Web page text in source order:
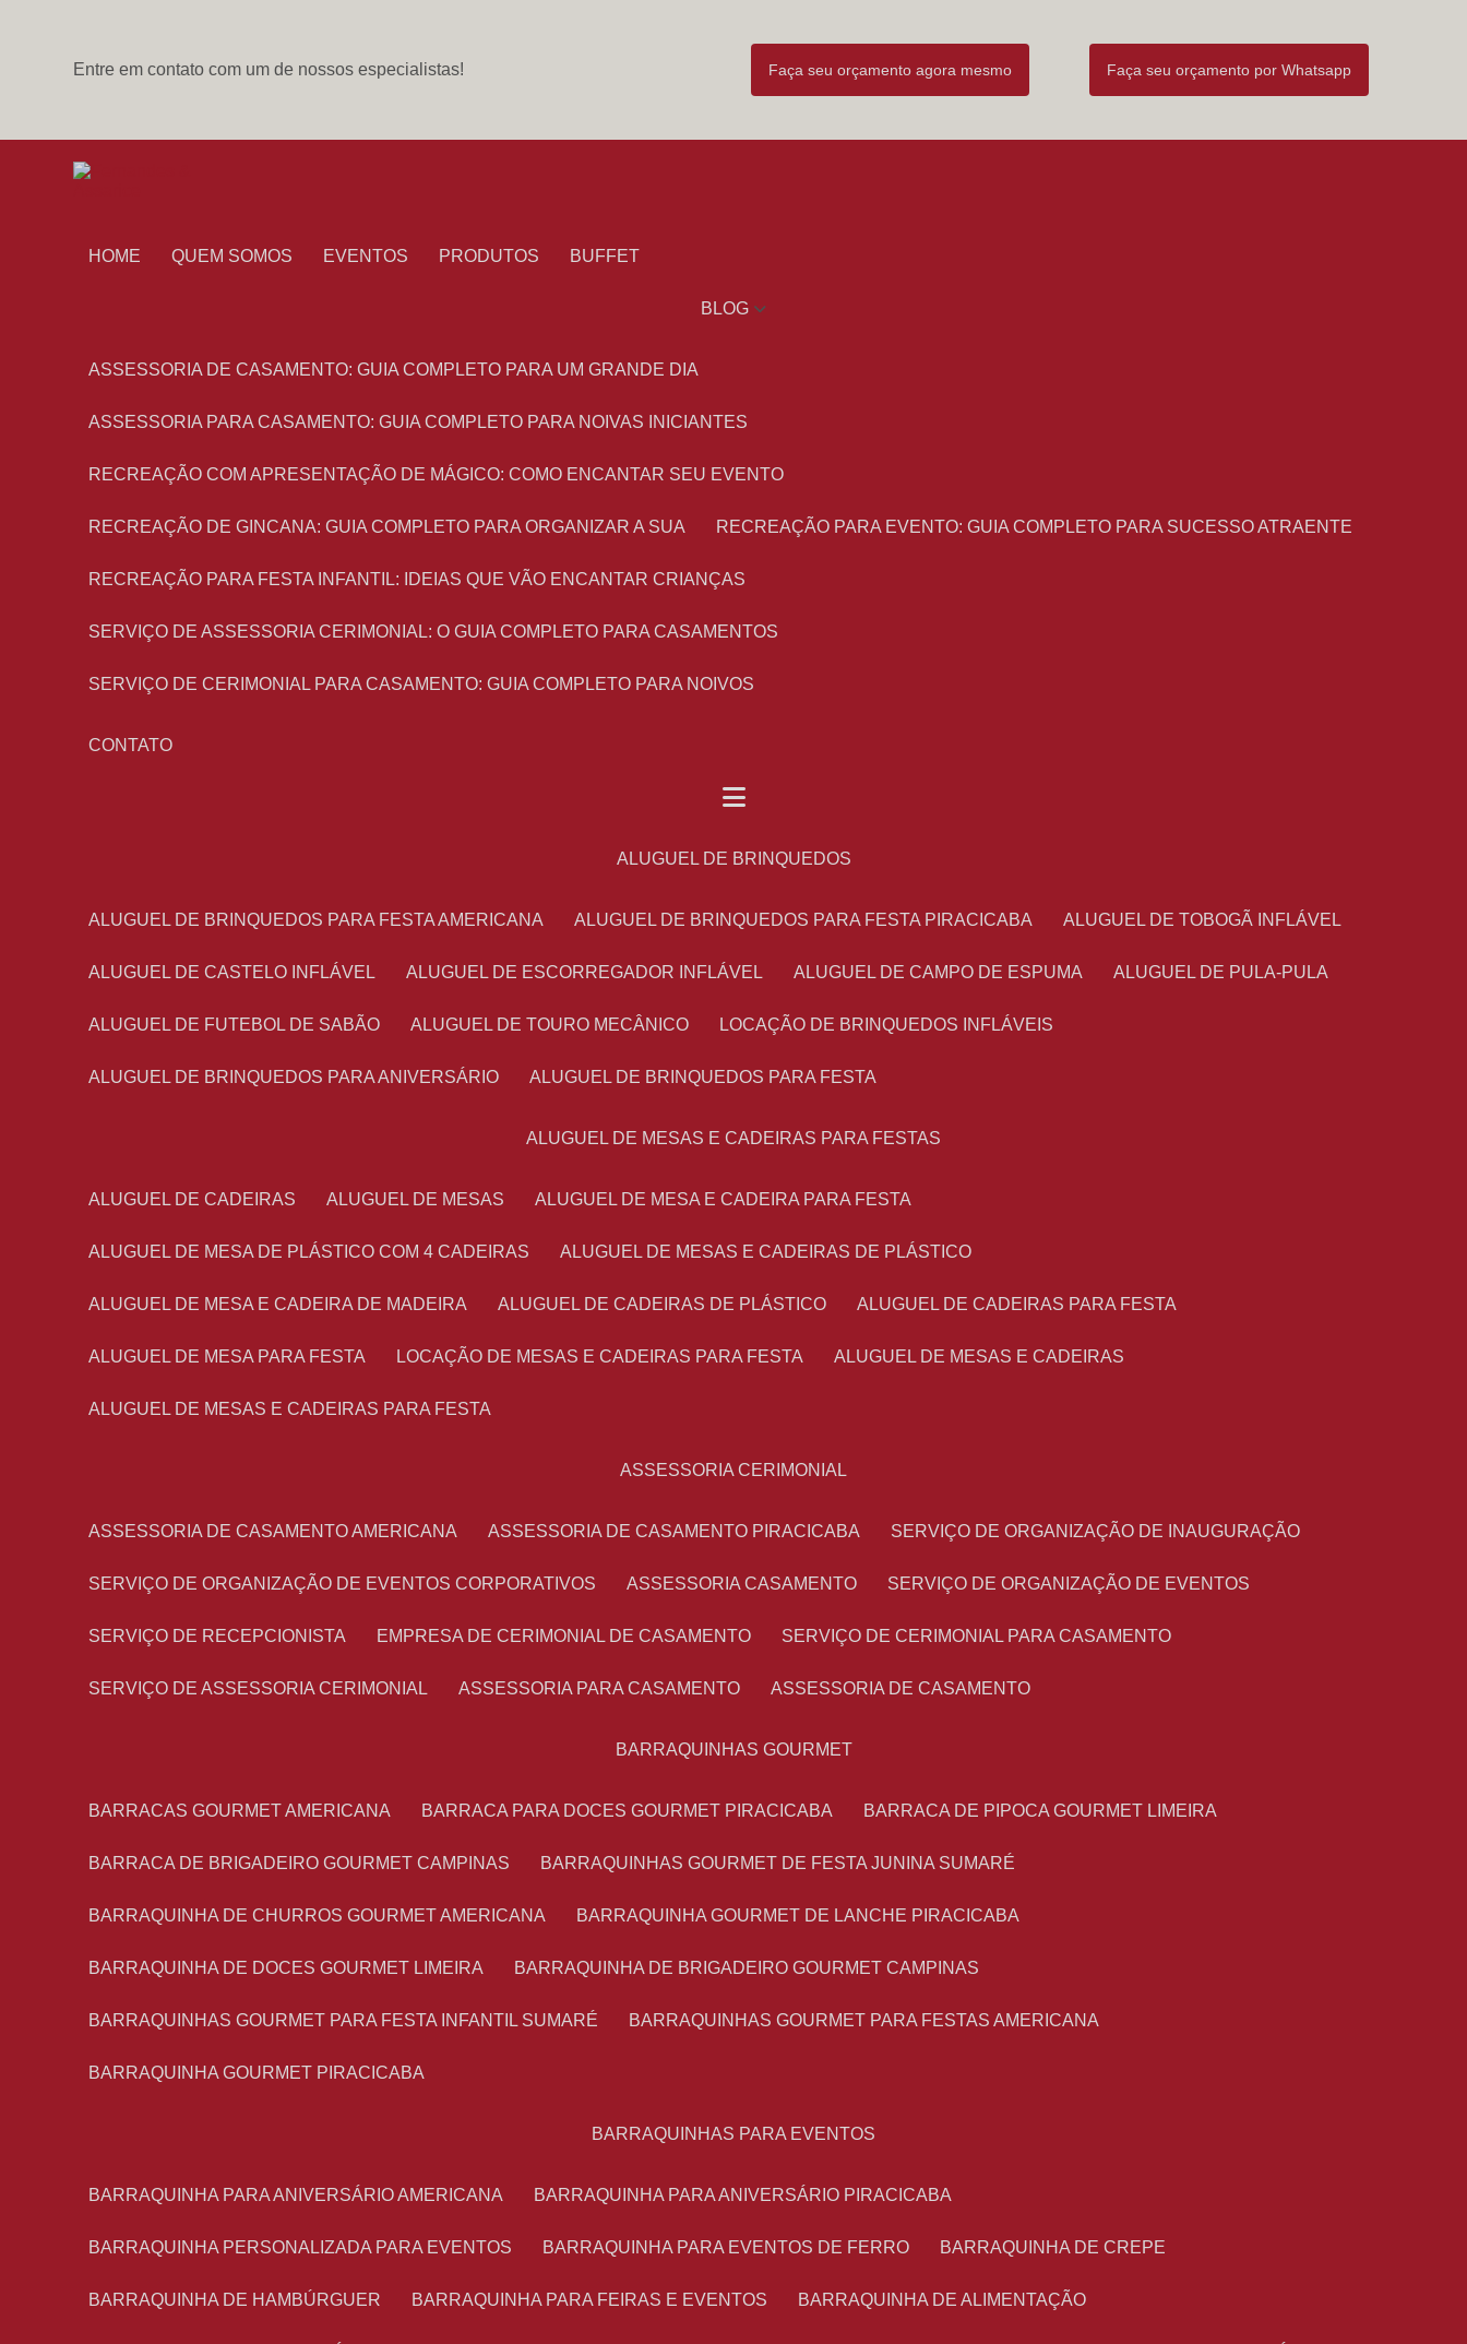
Entre em contato com um de nossos especialistas! Faça seu orçamento agora mesmo Faça seu orçamento por Whatsapp
HOME QUEM SOMOS EVENTOS PRODUTOS BUFFET
BLOG
ASSESSORIA DE CASAMENTO: GUIA COMPLETO PARA UM GRANDE DIA
ASSESSORIA PARA CASAMENTO: GUIA COMPLETO PARA NOIVAS INICIANTES
RECREAÇÃO COM APRESENTAÇÃO DE MÁGICO: COMO ENCANTAR SEU EVENTO
RECREAÇÃO DE GINCANA: GUIA COMPLETO PARA ORGANIZAR A SUA RECREAÇÃO PARA EVENTO: GUIA COMPLETO PARA SUCESSO ATRAENTE
RECREAÇÃO PARA FESTA INFANTIL: IDEIAS QUE VÃO ENCANTAR CRIANÇAS
SERVIÇO DE ASSESSORIA CERIMONIAL: O GUIA COMPLETO PARA CASAMENTOS
SERVIÇO DE CERIMONIAL PARA CASAMENTO: GUIA COMPLETO PARA NOIVOS
CONTATO
ALUGUEL DE BRINQUEDOS
ALUGUEL DE BRINQUEDOS PARA FESTA AMERICANA ALUGUEL DE BRINQUEDOS PARA FESTA PIRACICABA ALUGUEL DE TOBOGÃ INFLÁVEL
ALUGUEL DE CASTELO INFLÁVEL ALUGUEL DE ESCORREGADOR INFLÁVEL ALUGUEL DE CAMPO DE ESPUMA ALUGUEL DE PULA-PULA
ALUGUEL DE FUTEBOL DE SABÃO ALUGUEL DE TOURO MECÂNICO LOCAÇÃO DE BRINQUEDOS INFLÁVEIS
ALUGUEL DE BRINQUEDOS PARA ANIVERSÁRIO ALUGUEL DE BRINQUEDOS PARA FESTA
ALUGUEL DE MESAS E CADEIRAS PARA FESTAS
ALUGUEL DE CADEIRAS ALUGUEL DE MESAS ALUGUEL DE MESA E CADEIRA PARA FESTA
ALUGUEL DE MESA DE PLÁSTICO COM 4 CADEIRAS ALUGUEL DE MESAS E CADEIRAS DE PLÁSTICO
ALUGUEL DE MESA E CADEIRA DE MADEIRA ALUGUEL DE CADEIRAS DE PLÁSTICO ALUGUEL DE CADEIRAS PARA FESTA
ALUGUEL DE MESA PARA FESTA LOCAÇÃO DE MESAS E CADEIRAS PARA FESTA ALUGUEL DE MESAS E CADEIRAS
ALUGUEL DE MESAS E CADEIRAS PARA FESTA
ASSESSORIA CERIMONIAL
ASSESSORIA DE CASAMENTO AMERICANA ASSESSORIA DE CASAMENTO PIRACICABA SERVIÇO DE ORGANIZAÇÃO DE INAUGURAÇÃO
SERVIÇO DE ORGANIZAÇÃO DE EVENTOS CORPORATIVOS ASSESSORIA CASAMENTO SERVIÇO DE ORGANIZAÇÃO DE EVENTOS
SERVIÇO DE RECEPCIONISTA EMPRESA DE CERIMONIAL DE CASAMENTO SERVIÇO DE CERIMONIAL PARA CASAMENTO
SERVIÇO DE ASSESSORIA CERIMONIAL ASSESSORIA PARA CASAMENTO ASSESSORIA DE CASAMENTO
BARRAQUINHAS GOURMET
BARRACAS GOURMET AMERICANA BARRACA PARA DOCES GOURMET PIRACICABA BARRACA DE PIPOCA GOURMET LIMEIRA
BARRACA DE BRIGADEIRO GOURMET CAMPINAS BARRAQUINHAS GOURMET DE FESTA JUNINA SUMARÉ
BARRAQUINHA DE CHURROS GOURMET AMERICANA BARRAQUINHA GOURMET DE LANCHE PIRACICABA
BARRAQUINHA DE DOCES GOURMET LIMEIRA BARRAQUINHA DE BRIGADEIRO GOURMET CAMPINAS
BARRAQUINHAS GOURMET PARA FESTA INFANTIL SUMARÉ BARRAQUINHAS GOURMET PARA FESTAS AMERICANA
BARRAQUINHA GOURMET PIRACICABA
BARRAQUINHAS PARA EVENTOS
BARRAQUINHA PARA ANIVERSÁRIO AMERICANA BARRAQUINHA PARA ANIVERSÁRIO PIRACICABA
BARRAQUINHA PERSONALIZADA PARA EVENTOS BARRAQUINHA PARA EVENTOS DE FERRO BARRAQUINHA DE CREPE
BARRAQUINHA DE HAMBÚRGUER BARRAQUINHA PARA FEIRAS E EVENTOS BARRAQUINHA DE ALIMENTAÇÃO